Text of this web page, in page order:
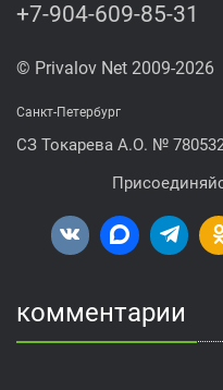
+7-904-609-85-31
© Privalov Net 2009-2026
Санкт-Петербург
СЗ Токарева А.О. №
комментарии